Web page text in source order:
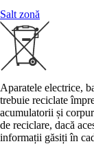
Salt zonă
Aparatele electrice,
trebuie reciclate
acumulatorii și
de reciclare, dacă
informații găsiți în